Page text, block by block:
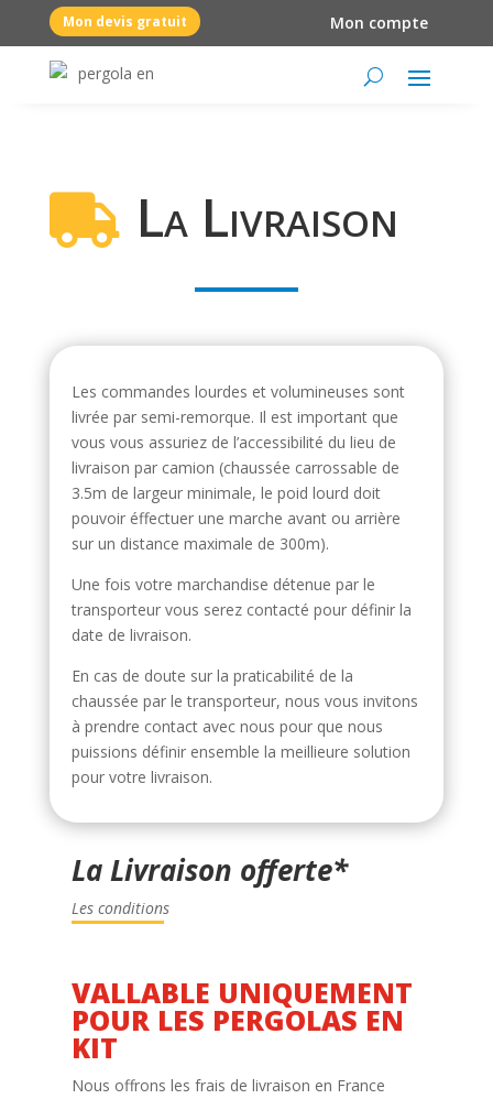
Mon devis gratuit Mon compte
 La Livraison
Les commandes lourdes et volumineuses sont
livrée par semi-remorque. Il est important que
vous vous assuriez de l’accessibilité du lieu de
livraison par camion (chaussée carrossable de
3.5m de largeur minimale, le poid lourd doit
pouvoir éffectuer une marche avant ou arrière
sur un distance maximale de 300m).
Une fois votre marchandise détenue par le
transporteur vous serez contacté pour définir la
date de livraison.
En cas de doute sur la praticabilité de la
chaussée par le transporteur, nous vous invitons
à prendre contact avec nous pour que nous
puissions définir ensemble la meillieure solution
pour votre livraison.
La Livraison offerte*
Les conditions
VALLABLE UNIQUEMENT
POUR LES PERGOLAS EN
KIT
Nous offrons les frais de livraison en France